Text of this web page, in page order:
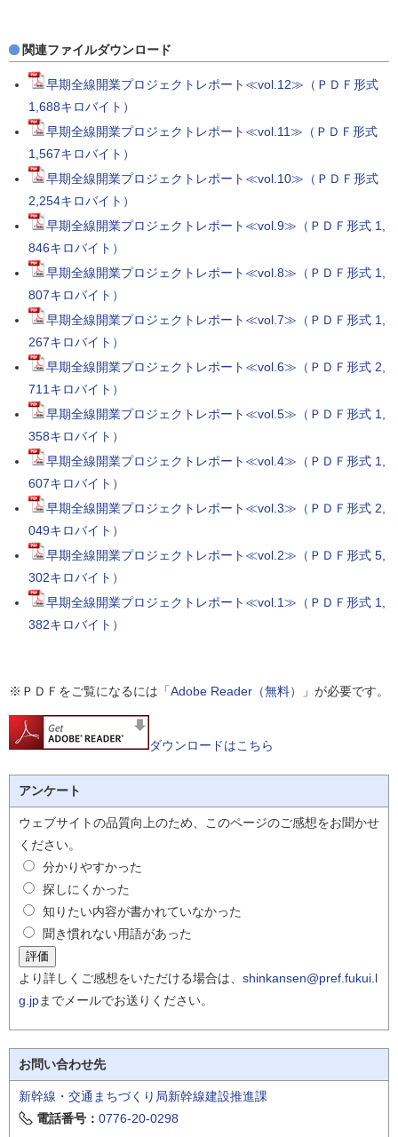
関連ファイルダウンロード
早期全線開業プロジェクトレポート≪vol.12≫（ＰＤＦ形式
1,688キロバイト）
早期全線開業プロジェクトレポート≪vol.11≫（ＰＤＦ形式
1,567キロバイト）
早期全線開業プロジェクトレポート≪vol.10≫（ＰＤＦ形式
2,254キロバイト）
早期全線開業プロジェクトレポート≪vol.9≫（ＰＤＦ形式 1,
846キロバイト）
早期全線開業プロジェクトレポート≪vol.8≫（ＰＤＦ形式 1,
807キロバイト）
早期全線開業プロジェクトレポート≪vol.7≫（ＰＤＦ形式 1,
267キロバイト）
早期全線開業プロジェクトレポート≪vol.6≫（ＰＤＦ形式 2,
711キロバイト）
早期全線開業プロジェクトレポート≪vol.5≫（ＰＤＦ形式 1,
358キロバイト）
早期全線開業プロジェクトレポート≪vol.4≫（ＰＤＦ形式 1,
607キロバイト）
早期全線開業プロジェクトレポート≪vol.3≫（ＰＤＦ形式 2,
049キロバイト）
早期全線開業プロジェクトレポート≪vol.2≫（ＰＤＦ形式 5,
302キロバイト）
早期全線開業プロジェクトレポート≪vol.1≫（ＰＤＦ形式 1,
382キロバイト）
※ＰＤＦをご覧になるには「Adobe Reader（無料） 」が必要です。
ダウンロードはこちら
アンケート
ウェブサイトの品質向上のため、このページのご感想をお聞かせ
ください。
分かりやすかった
探しにくかった
知りたい内容が書かれていなかった
聞き慣れない用語があった
より詳しくご感想をいただける場合は、 shinkansen@pref.fukui.l
g.jpまでメールでお送りください。
お問い合わせ先
新幹線・交通まちづくり局新幹線建設推進課
電話番号： 0776-20-0298